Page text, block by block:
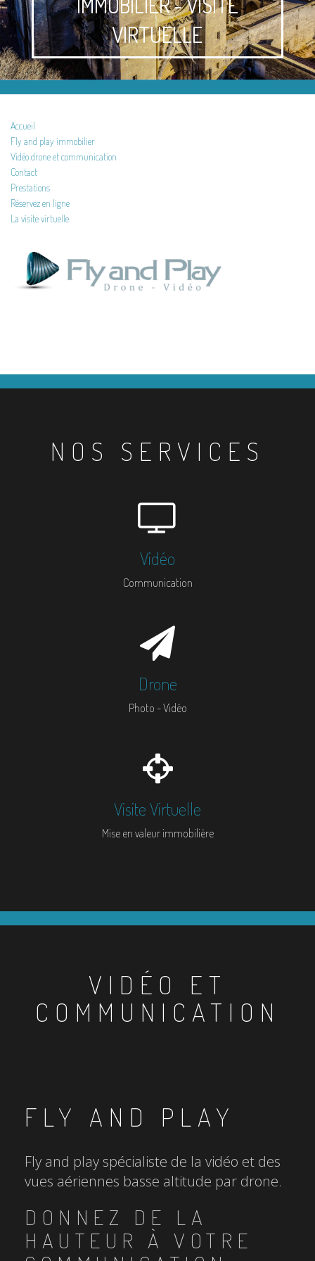
VIRTUELLE
Accueil
Fly and play immobilier
Vidéo drone et communication
Contact
Prestations
Réservez en ligne
La visite virtuelle
NOS SERVICES
Vidéo
Communication
Drone
Photo - Vidéo
Visite Virtuelle
Mise en valeur immobilière
VIDÉO ET
COMMUNICATION
FLY AND PLAY
Fly and play spécialiste de la vidéo et des
vues aériennes basse altitude par drone.
DONNEZ DE LA
HAUTEUR À VOTRE